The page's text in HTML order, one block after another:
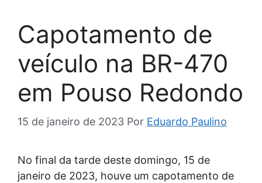
Capotamento de
veículo na BR-470
em Pouso Redondo
15 de janeiro de 2023 Por Eduardo Paulino
No final da tarde deste domingo, 15 de
janeiro de 2023, houve um capotamento de